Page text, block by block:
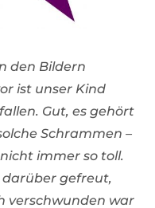
den Bildern
ist unser Kind
Gut, es gehört
Schrammen –
immer so toll.
darüber gefreut,
verschwunden war